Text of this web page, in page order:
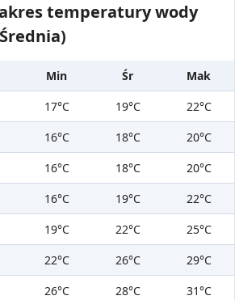
temperatury wody
Min Śr
Mak
17°C 19°C
22°C
16°C 18°C
20°C
16°C 18°C
20°C
16°C 19°C
22°C
19°C 22°C
25°C
22°C 26°C
29°C
26°C 28°C
31°C